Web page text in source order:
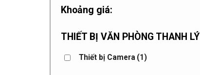
Khoảng giá:
THIẾT BỊ VĂN PHÒNG THANH LÝ
Thiết bị Camera (1)